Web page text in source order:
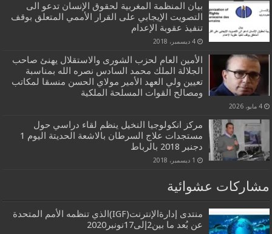
بيان المنظمة المغربية لحقوق الإنسان تدعو الى
التصويت الإيجابي على القرار الأممي المتعلق بوقف
تنفيذ عقوبة الإعدام
4 ديسمبر، 2018
الأمين العام لحزب الشورى والاستقلال يهنئ صاحب
الجلالة الملك محمد السادس نصره الله بمناسبة
تعيين ولي العهد الأمير مولاي الحسن منسقا لمكاتب
ومصالح القوات المسلحة الملكية
4 مايو، 2026
مركز انكولوجيا النخيل ينظم لقاء دراسي حول
مستجدات علاج السرطان بالاشعة الحديتة اليوم 1
دجنبر 2018 بالرباط
1 ديسمبر، 2018
مشاركات عشوائية
منتدى إدارةالإنترنت(IGF)الذي تنظمه الأمم المتحدة
عن بُعد ما بين2إلى17نونبر2020